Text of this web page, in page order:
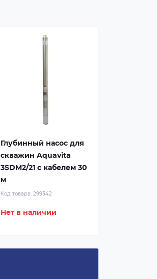
Глубинный насос для
скважин Aquavita
3SDM2/21 с кабелем 30
м
Код товара: 299342
Нет в наличии